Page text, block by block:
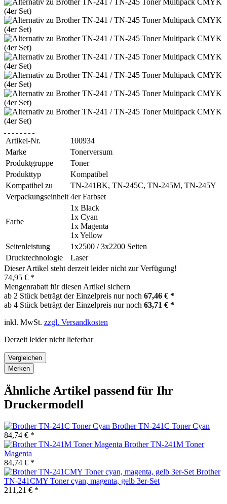
Artikel-Nr.
100934
Marke
Tonerversum
Produktgruppe
Toner
Produkttyp
Kompatibel
Kompatibel zu
TN-241BK, TN-245C, TN-245M, TN-245Y
Verpackungseinheit 4er Farbset
Farbe
1x Black
1x Cyan
1x Magenta
1x Yellow
Seitenleistung
1x2500 / 3x2200 Seiten
Drucktechnologie
Laser
Dieser Artikel steht derzeit leider nicht zur Verfügung!
74,95 € *
Mengenrabatt für diesen Artikel sichern
ab 2 Stück beträgt der Einzelpreis nur noch 67,46 € *
ab 4 Stück beträgt der Einzelpreis nur noch 63,71 € *
inkl. MwSt. zzgl. Versandkosten
Derzeit leider nicht lieferbar
Vergleichen
Merken
Ähnliche Artikel passend für Ihr
Druckermodell
Brother TN-241C Toner Cyan
84,74 € *
Brother TN-241M Toner
Magenta
84,74 € *
Brother
TN-241CMY Toner cyan, magenta, gelb 3er-Set
211,21 € *